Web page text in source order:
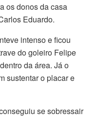
os donos da casa
Eduardo.
intenso e ficou
do goleiro Felipe
da área. Já o
sustentar o placar e
se sobressair